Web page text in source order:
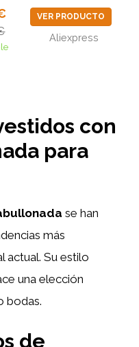
VER PRODUCTO
Aliexpress
con
para
se han
más
actual. Su estilo
una elección
bodas.
de